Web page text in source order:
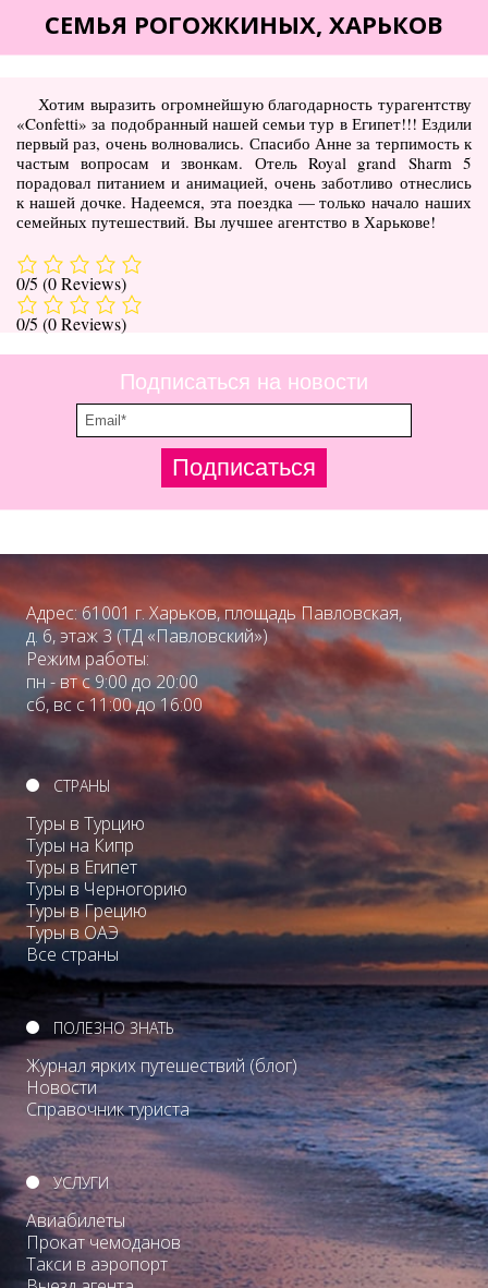
Тунис от $245
Италия от $355
Болгария от $62
ОАЭ от $345
Украина от $11
Туры
Горящие туры
Автобусные туры
Туры по Украине
Журнал ярких путешествий
(блог)
Справочник туриста
Контакты
СЕМЬЯ РОГОЖКИНЫХ, ХАРЬКОВ
Хотим выразить огромнейшую благодарность турагентству
«Confetti» за подобранный нашей семьи тур в Египет!!! Ездили
первый раз, очень волновались. Спасибо Анне за терпимость к
частым вопросам и звонкам. Отель Royal grand Sharm 5
порадовал питанием и анимацией, очень заботливо отнеслись
к нашей дочке. Надеемся, эта поездка — только начало наших
семейных путешествий. Вы лучшее агентство в Харькове!
0/5 (0 Reviews)
0/5 (0 Reviews)
Подписаться на новости
Подписаться
Адрес: 61001 г. Харьков, площадь Павловская,
д. 6, этаж 3 (ТД «Павловский»)
Режим работы:
пн - вт с 9:00 до 20:00
сб, вс с 11:00 до 16:00
СТРАНЫ
Туры в Турцию
Туры на Кипр
Туры в Египет
Туры в Черногорию
Туры в Грецию
Туры в ОАЭ
Все страны
ПОЛЕЗНО ЗНАТЬ
Журнал ярких путешествий (блог)
Новости
Справочник туриста
УСЛУГИ
Авиабилеты
Прокат чемоданов
Такси в аэропорт